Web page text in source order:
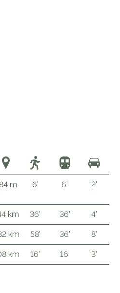
m 6' 6' 2'
km 36' 36' 4'
km 58' 36' 8'
km 16' 16' 3'